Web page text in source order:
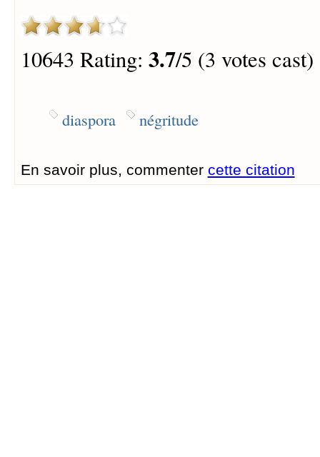
10643 Rating: 3.7/5 (3 votes cast)
diaspora négritude
En savoir plus, commenter cette citation